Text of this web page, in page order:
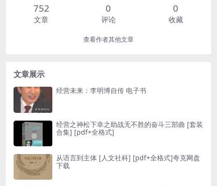
752
文章
0
评论
0
收藏
查看作者其他文章
文章展示
经营未来：李明博自传 电子书
经营之神松下幸之助战无不胜的奋斗三部曲 [ 套装
合集] [pdf+全格式]
从语言到主体 [ 人文社科] [pdf+全格式]夸克网盘
下载